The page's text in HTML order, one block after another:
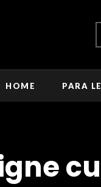
HOME PARA